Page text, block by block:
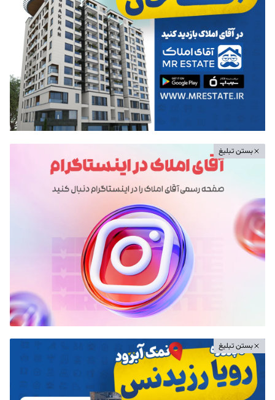
بستن تبلیغ
بستن تبلیغ